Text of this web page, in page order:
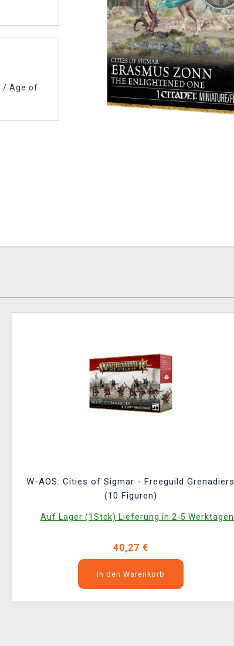
/ Age of
W-AOS: Cities of Sigmar - Freeguild Grenadiers
(10 Figuren)
Auf Lager (1Stck) Lieferung in 2-5 Werktagen.
40,27 €
In den Warenkorb